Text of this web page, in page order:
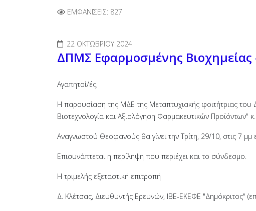
ΕΜΦΑΝΊΣΕΙΣ: 827
22 ΟΚΤΩΒΡΊΟΥ 2024
ΔΠΜΣ Εφαρμοσμένης
Αγαπητοί/ές,
Η παρουσίαση της ΜΔΕ της Μεταπτυχιακής φοιτήτριας του
Βιοτεχνολογία και Αξιολόγηση Φαρμακευτικών Προϊόντων" κ.
Αναγνωστού Θεοφανούς θα γίνει την Τρίτη, 29/10, στις 7
Επισυνάπτεται η περίληψη που περιέχει και το σύνδεσμο.
Η τριμελής εξεταστική επιτροπή
Δ. Κλέτσας, Διευθυντής Ερευνών, ΙΒΕ-ΕΚΕΦΕ "Δημόκριτος"